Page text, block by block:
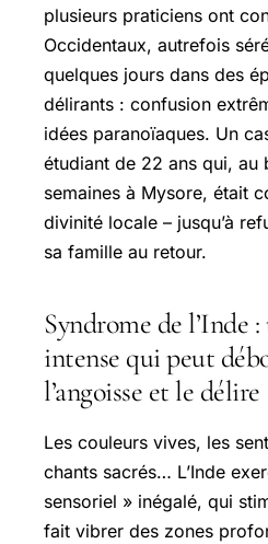
plusieurs praticiens ont
Occidentaux, autrefois
quelques jours dans des
délirants : confusion
idées paranoïaques. Un
étudiant de 22 ans qui, au
semaines à Mysore, était
divinité locale – jusqu’à
sa famille au retour.
Syndrome de l’Inde
intense qui peut
l’angoisse et le délire
Les couleurs vives, les
chants sacrés… L’Inde
sensoriel » inégalé, qui
fait vibrer des zones